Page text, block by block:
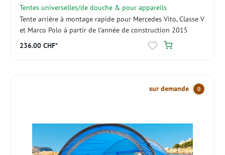
Tentes universelles/de douche & pour appareils
Tente arrière à montage rapide pour Mercedes Vito, Classe V
et Marco Polo à partir de l'année de construction 2015
236.00 CHF*
sur demande 0